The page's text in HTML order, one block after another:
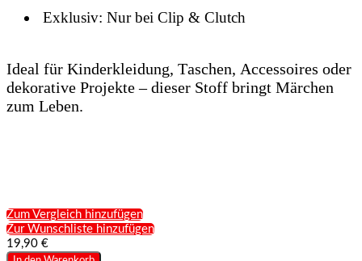
Exklusiv: Nur bei Clip & Clutch
Ideal für Kinderkleidung, Taschen, Accessoires oder
dekorative Projekte – dieser Stoff bringt Märchen
zum Leben.
Zum Vergleich hinzufügen
Zur Wunschliste hinzufügen
19,90 €